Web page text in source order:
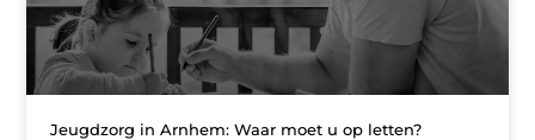
Jeugdzorg in Arnhem: Waar moet u op letten?